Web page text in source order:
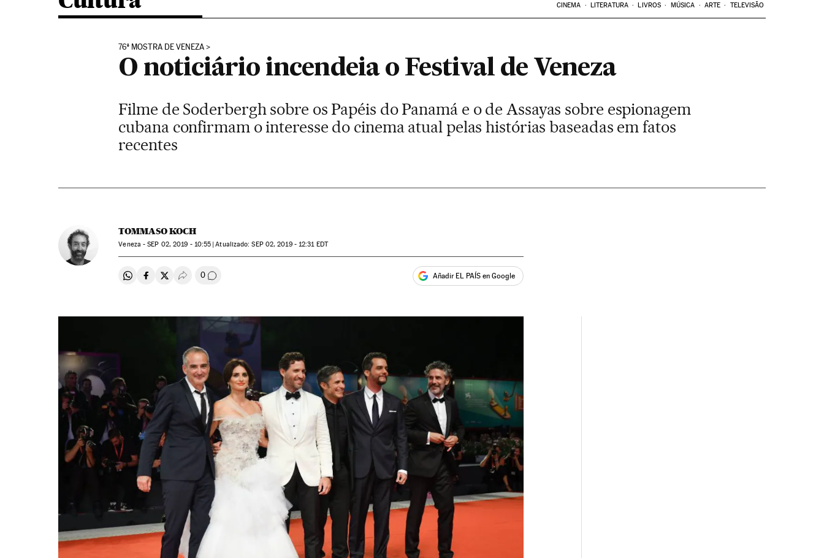
CINEMA LITERATURA LIVROS MÚSICA ARTE TELEVISÃO
76ª MOSTRA DE VENEZA
O noticiário incendeia o Festival de Veneza
Filme de Soderbergh sobre os Papéis do Panamá e o de Assayas sobre espionagem
cubana confirmam o interesse do cinema atual pelas histórias baseadas em fatos
recentes
TOMMASO KOCH
Veneza -SEP 02, 2019 - 10:55 atualizado: SEP02, 2019 - 12:31EDT
Compartir en Whatsapp
Compartir en Facebook
Compartir en Twitter
Desplegar Redes Sociales
0 Comentários Añadir EL PAÍS en Google